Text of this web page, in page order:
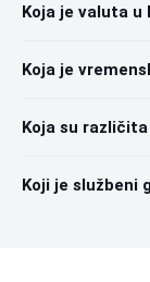
Koja je valuta u
Koja je
Koja su
Koji je službeni